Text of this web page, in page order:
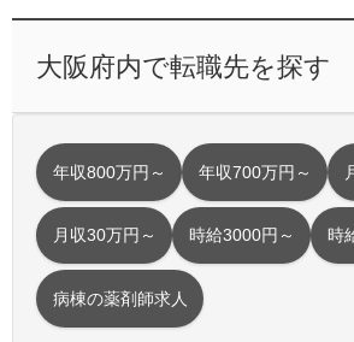
大阪府内で転職先を探す
年収800万円～ 年収700万円～
月収30万円～ 時給3000円～ 時
病棟の薬剤師求人